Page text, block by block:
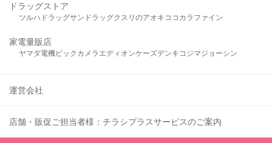
ドラッグストア
ツルハドラッグサンドラッグクスリのアオキ ココカラファイン
家電量販店
ヤマダ電機ビックカメラ エディオンケーズデンキ コジマジョーシン
運営会社
店舗・販促ご担当者様：チラシプラスサービスのご案内